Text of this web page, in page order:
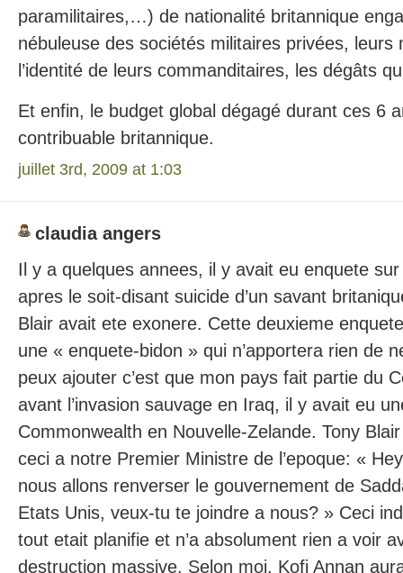
paramilitaires,…) de nationalité britannique
nébuleuse des sociétés militaires privées, leurs
l’identité de leurs commanditaires, les dégâts
Et enfin, le budget global dégagé durant ces 6
contribuable britannique.
juillet 3rd, 2009 at 1:03
claudia angers
Il y a quelques annees, il y avait eu enquete sur
apres le soit-disant suicide d’un savant
Blair avait ete exonere. Cette deuxieme
une « enquete-bidon » qui n’apportera rien de
peux ajouter c’est que mon pays fait partie du
avant l’invasion sauvage en Iraq, il y avait eu
Commonwealth en Nouvelle-Zelande. Tony
ceci a notre Premier Ministre de l’epoque: «
nous allons renverser le gouvernement de
Etats Unis, veux-tu te joindre a nous? » Ceci
tout etait planifie et n’a absolument rien a voir
destruction massive. Selon moi, Kofi Annan